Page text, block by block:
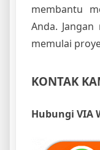
membantu
Anda.
memulai
KONTAK
Hubungi VIA